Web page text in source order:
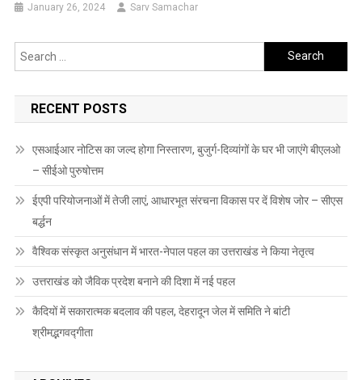
January 26, 2024 Sarv Samachar
Search
for:
RECENT POSTS
एसआईआर नोटिस का जल्द होगा निस्तारण, बुजुर्ग-दिव्यांगों के घर भी जाएंगे बीएलओ
– सीईओ पुरुषोत्तम
ईएपी परियोजनाओं में तेजी लाएं, आधारभूत संरचना विकास पर दें विशेष जोर – सीएस
बर्द्धन
वैश्विक संस्कृत अनुसंधान में भारत-नेपाल पहल का उत्तराखंड ने किया नेतृत्व
उत्तराखंड को जैविक प्रदेश बनाने की दिशा में नई पहल
कैदियों में सकारात्मक बदलाव की पहल, देहरादून जेल में समिति ने बांटी
श्रीमद्भगवद्गीता